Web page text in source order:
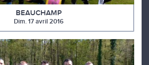
BEAUCHAMP
Dim. 17 avril 2016